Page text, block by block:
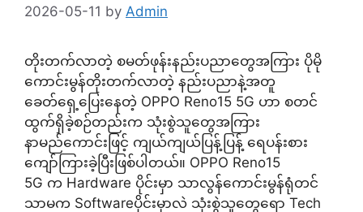
2026-05-11 by Admin
တိုးတက်လာတဲ့ စမတ်ဖုန်းနည်းပညာတွေအကြား ပိုမို
ကောင်းမွန်တိုးတက်လာတဲ့ နည်းပညာနဲ့အတူ
ခေတ်ရှေ့ပြေးနေတဲ့ OPPO Reno15 5G ဟာ စတင်
ထွက်ရှိခဲ့စဉ်တည်းက သုံးစွဲသူတွေအကြား
နာမည်ကောင်းဖြင့် ကျယ်ကျယ်ပြန့်ပြန့် ရေပန်းစား
ကျော်ကြားခဲ့ပြီးဖြစ်ပါတယ်။ OPPO Reno15
5G က Hardware ပိုင်းမှာ သာလွန်ကောင်းမွန်ရုံတင်
သာမက Softwareပိုင်းမှာလဲ သုံးစွဲသူတွေရော Tech